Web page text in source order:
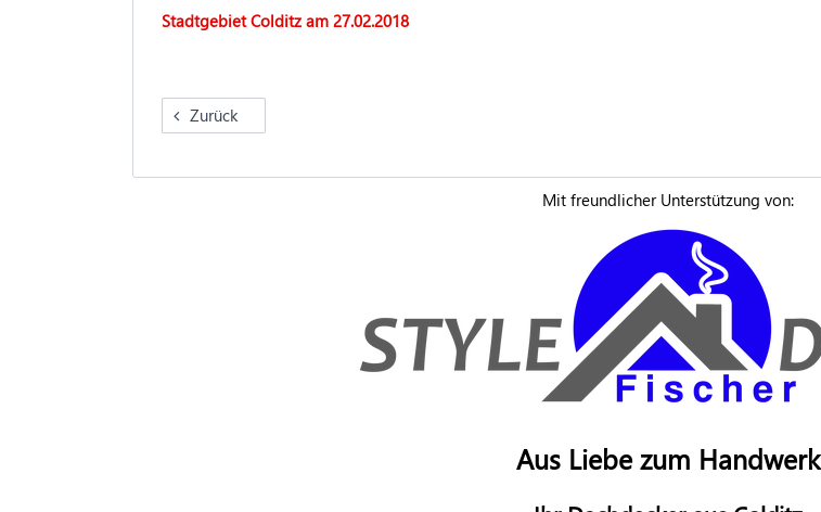
Stadtgebiet Colditz am 27.02.2018
Zurück
Mit freundlicher Unterstützung von:
Aus Liebe zum Handwerk